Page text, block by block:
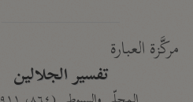
مركَّزة العبارة
تفسير الجلالين